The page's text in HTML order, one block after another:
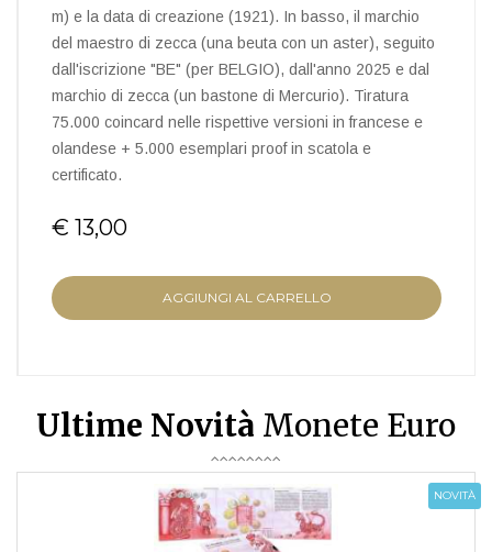
m) e la data di creazione (1921). In basso, il marchio
del maestro di zecca (una beuta con un aster), seguito
dall'iscrizione "BE" (per BELGIO), dall'anno 2025 e dal
marchio di zecca (un bastone di Mercurio). Tiratura
75.000 coincard nelle rispettive versioni in francese e
olandese + 5.000 esemplari proof in scatola e
certificato.
€ 13,00
AGGIUNGI AL CARRELLO
Ultime Novità Monete Euro
NOVITÀ